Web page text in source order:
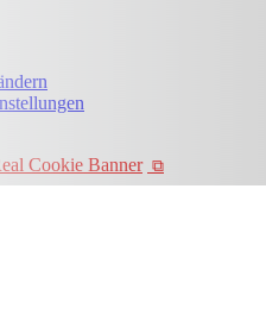
Cookie Banner